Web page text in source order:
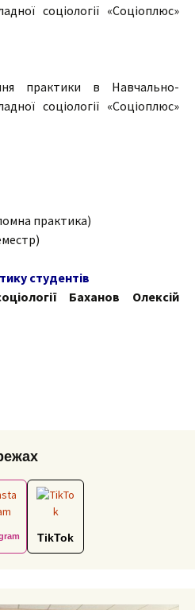
соціології «Соціоплюс»
практики в Навчально-
соціології «Соціоплюс»
практика)
студентів
Баханов Олексій
TikTok